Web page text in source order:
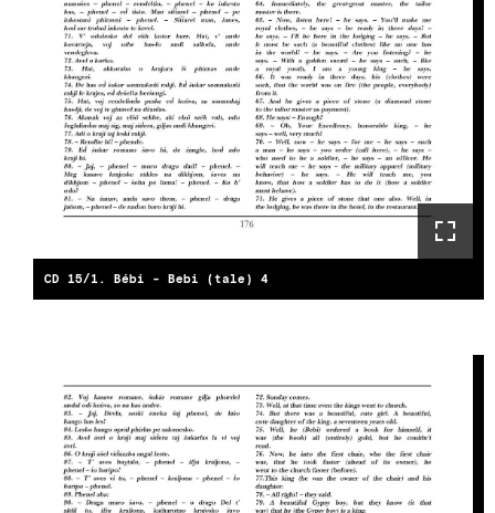
CD 15/1. Bébi - Bebi (tale) 4